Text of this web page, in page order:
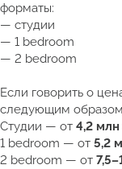
форматы:
— студии
— 1 bedroom
— 2 bedroom
Если говорить о
следующим
Студии — от 4,2 млн
1 bedroom — от 5,2
2 bedroom — от